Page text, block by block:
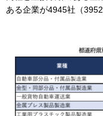
ある企業が4945社（3952